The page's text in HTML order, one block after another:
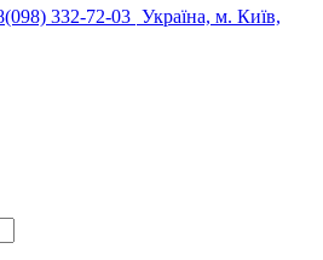
332-72-03 Україна, м. Київ,